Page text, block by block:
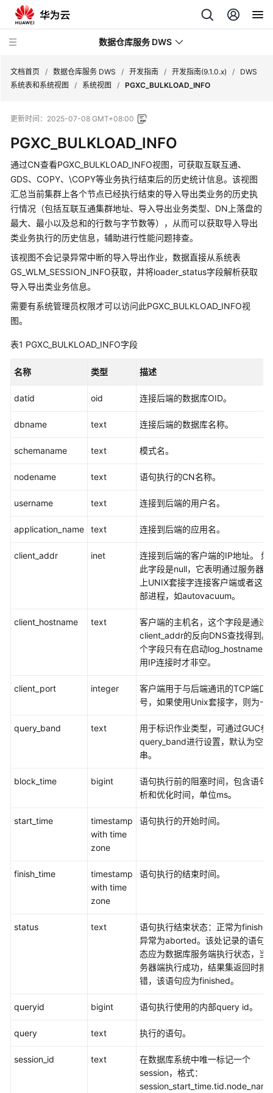
数据仓库服务 DWS
新
动
态
服
务
公
告
品
介
绍
说
速
门
用
指
佳
践
移
发
(9.1.0.x)
前
和
文档首页 / 数据仓库服务 DWS / 开发指南 / 开发指南(9.1.0.x) /
DWS
系统表和系统视图
/ 系统视图 / PGXC_BULKLOAD_INFO
更新时间： 2025-07-08 GMT+08:00
PGXC_BULKLOAD_INFO
通过CN查看PGXC_BULKLOAD_INFO视图，可获取互联互通、
GDS、COPY、\COPY等业务执行结束后的历史统计信息。该视图
汇总当前集群上各个节点已经执行结束的导入导出类业务的历史执
行情况（包括互联互通集群地址、导入导出业务类型、DN上落盘的
最大、最小以及总和的行数与字节数等），从而可以获取导入导出
类业务执行的历史信息，辅助进行性能问题排查。
该视图不会记录异常中断的导入导出作业，数据直接从系统表
GS_WLM_SESSION_INFO获取，并将loader_status字段解析获取
导入导出类业务信息。
需要有系统管理员权限才可以访问此PGXC_BULKLOAD_INFO视
图。
表1 PGXC_BULKLOAD_INFO字段
名称 类型 描述
datid oid 连接后端的数据库OID。
dbname text 连接后端的数据库名称。
schemaname text 模式名。
nodename text 语句执行的CN名称。
username text 连接到后端的用户名。
application_name text 连接到后端的应用名。
client_addr inet
连接到后端的客户端的IP地址。 如
此字段是null，它表明通过服务器
上UNIX套接字连接客户端或者这
部进程，如autovacuum。
client_hostname text
客户端的主机名，这个字段是通过
client_addr的反向DNS查找得到。
个字段只有在启动log_hostname且
用IP连接时才非空。
client_port integer
客户端用于与后端通讯的TCP端口
号，如果使用Unix套接字，则为-1
query_band text
用于标识作业类型，可通过GUC参
query_band进行设置，默认为空
串。
block_time bigint
语句执行前的阻塞时间，包含语句
析和优化时间，单位ms。
start_time
timestamp
with time
zone
语句执行的开始时间。
finish_time
timestamp
with time
zone
语句执行的结束时间。
status text
语句执行结束状态：正常为
异常为aborted。该处记录的语句状
态应为数据库服务端执行状态，当
务器端执行成功，结果集返回时报
错，该语句应为finished。
queryid bigint 语句执行使用的内部query id。
query text 执行的语句。
session_id text
在数据库系统中唯一标记一个
session，格式：